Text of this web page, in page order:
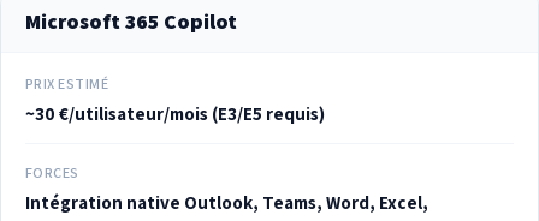
Microsoft 365 Copilot
PRIX ESTIMÉ
~30 €/utilisateur/mois (E3/E5 requis)
FORCES
Intégration native Outlook, Teams, Word, Excel,